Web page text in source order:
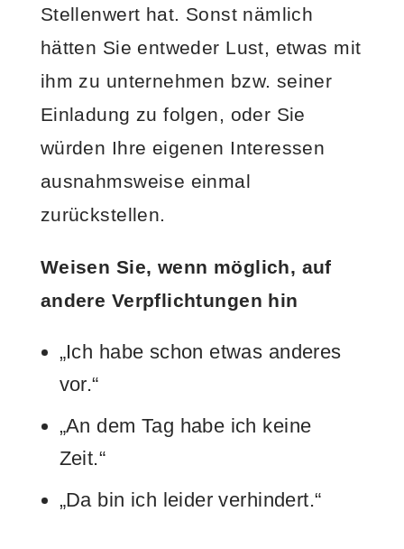
Stellenwert hat. Sonst nämlich
hätten Sie entweder Lust, etwas mit
ihm zu unternehmen bzw. seiner
Einladung zu folgen, oder Sie
würden Ihre eigenen Interessen
ausnahmsweise einmal
zurückstellen.
Weisen Sie, wenn möglich, auf
andere Verpflichtungen hin
„Ich habe schon etwas anderes
vor.“
„An dem Tag habe ich keine
Zeit.“
„Da bin ich leider verhindert.“